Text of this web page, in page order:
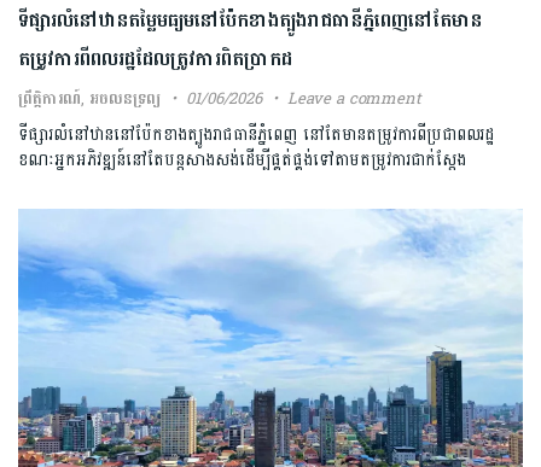
ទីផ្សារ​លំនៅឋានតម្លៃមធ្យមនៅប៉ែកខាងត្បូងរាជធានីភ្នំពេញនៅតែមាន
តម្រូវការ​ពីពលរដ្ឋ​ដែលត្រូវការ​ពិត​ប្រាកដ​
ព្រឹត្តិការណ៍, អចលនទ្រព្យ 01/06/2026 Leave a comment
ទីផ្សារ​លំនៅឋាន​នៅប៉ែកខាងត្បូងរាជធានីភ្នំពេញ នៅតែមានតម្រូវការ​ពីប្រជាពលរដ្ឋ
ខណៈអ្នកអភិវឌ្ឍន៍នៅតែបន្ត​សាងសង់ដើម្បី​ផ្គត់ផ្គង់ទៅតាមតម្រូវការជាក់ស្ដែង